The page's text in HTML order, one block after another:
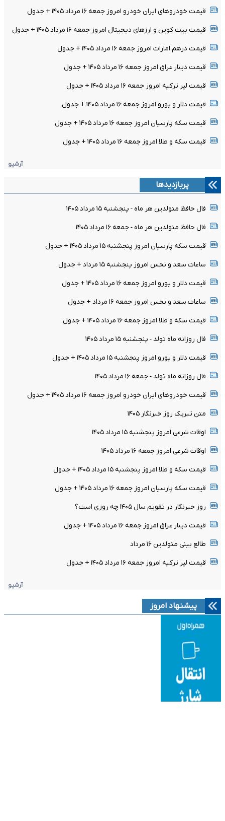
قیمت خودرو‌های ایران خودرو امروز جمعه ۱۶ مرداد ۱۴۰۵ + جدول
قیمت بیت کوین و ارز‌های دیجیتال امروز جمعه ۱۶ مرداد ۱۴۰۵ + جدول
قیمت درهم امارات امروز جمعه ۱۶ مرداد ۱۴۰۵ + جدول
قیمت دینار عراق امروز جمعه ۱۶ مرداد ۱۴۰۵ + جدول
قیمت لیر ترکیه امروز جمعه ۱۶ مرداد ۱۴۰۵ + جدول
قیمت دلار و یورو امروز جمعه ۱۶ مرداد ۱۴۰۵ + جدول
قیمت سکه پارسیان امروز جمعه ۱۶ مرداد ۱۴۰۵ + جدول
قیمت سکه و طلا امروز جمعه ۱۶ مرداد ۱۴۰۵ + جدول
آرشیو
پربازدیدها
فال حافظ متولدین هر ماه - پنجشنبه ۱۵ مرداد ۱۴۰۵
فال حافظ متولدین هر ماه - جمعه ۱۶ مرداد ۱۴۰۵
قیمت سکه پارسیان امروز پنجشنبه ۱۵ مرداد ۱۴۰۵ + جدول
ساعات سعد و نحس امروز پنجشنبه ۱۵ مرداد + جدول
قیمت دلار و یورو امروز جمعه ۱۶ مرداد ۱۴۰۵ + جدول
ساعات سعد و نحس امروز جمعه ۱۶ مرداد + جدول
قیمت سکه و طلا امروز جمعه ۱۶ مرداد ۱۴۰۵ + جدول
فال روزانه ماه تولد - پنجشنبه ۱۵ مرداد ۱۴۰۵
قیمت دلار و یورو امروز پنجشنبه ۱۵ مرداد ۱۴۰۵ + جدول
فال روزانه ماه تولد - جمعه ۱۶ مرداد ۱۴۰۵
قیمت خودرو‌های ایران خودرو امروز جمعه ۱۶ مرداد ۱۴۰۵ + جدول
متن تبریک روز خبرنگار ۱۴۰۵
اوقات شرعی امروز پنجشنبه ۱۵ مرداد ۱۴۰۵
اوقات شرعی امروز جمعه ۱۶ مرداد ۱۴۰۵
قیمت سکه و طلا امروز پنجشنبه ۱۵ مرداد ۱۴۰۵ + جدول
قیمت سکه پارسیان امروز جمعه ۱۶ مرداد ۱۴۰۵ + جدول
روز خبرنگار در تقویم سال ۱۴۰۵ چه روزی است؟
قیمت دینار عراق امروز جمعه ۱۶ مرداد ۱۴۰۵ + جدول
طالع بینی متولدین ۱۶ مرداد
قیمت لیر ترکیه امروز جمعه ۱۶ مرداد ۱۴۰۵ + جدول
آرشیو
پیشنهاد امروز